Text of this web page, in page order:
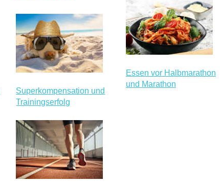
Superkompensation und
Trainingserfolg
Essen vor Halbmarathon
und Marathon